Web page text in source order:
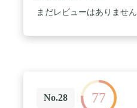
まだレビューはありません
No.28 77